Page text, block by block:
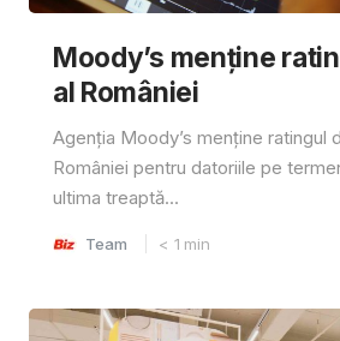
Moody’s menține
al României
Agenția Moody’s menține ratingul
României pentru datoriile pe
ultima treaptă...
Team < 1 min